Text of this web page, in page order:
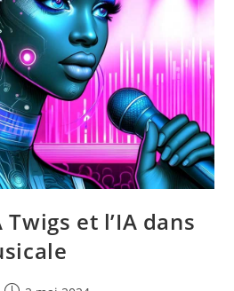
Twigs et l’IA dans